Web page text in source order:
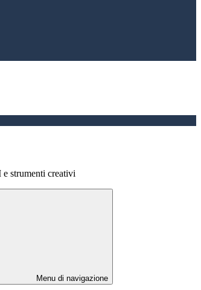
strumenti creativi
Menu di navigazione